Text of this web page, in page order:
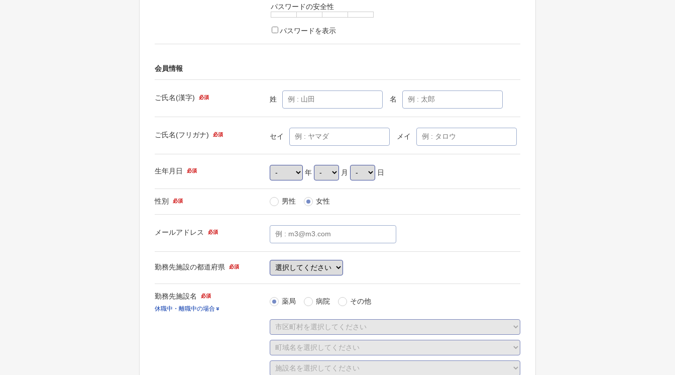
パスワードの安全性
パスワードを表示
会員情報
ご氏名(漢字) 必須 姓 名
ご氏名(フリガナ) 必須 セイ メイ
生年月日 必須 年 月 日
性別 必須 男性 女性
メールアドレス 必須
勤務先施設の都道府県 必須
勤務先施設名 必須
休職中・離職中の場合
薬局 病院 その他